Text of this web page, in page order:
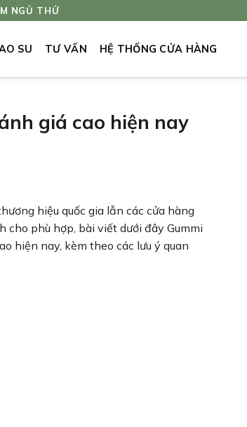
NGỦ THỬ
SU TƯ VẤN HỆ THỐNG CỬA HÀNG
giá cao hiện nay
hiệu quốc gia lẫn các cửa hàng
cho phù hợp, bài viết dưới đây Gummi
hiện nay, kèm theo các lưu ý quan